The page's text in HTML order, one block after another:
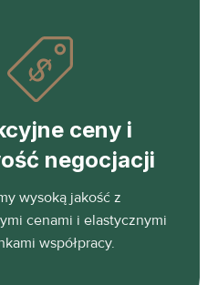
ceny i
negocjacji
wysoką jakość z
cenami i elastycznymi
współpracy.